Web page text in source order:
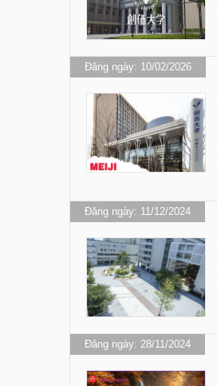
Đăng ngày: 10/02/2026
Đăng ngày: 11/12/2024
Đăng ngày: 28/11/2024